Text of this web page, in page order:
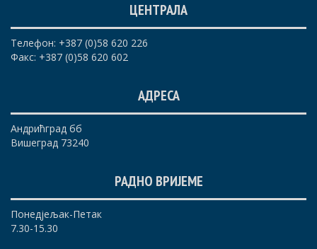
ЦЕНТРАЛА
Телефон: +387 (0)58 620 226
Факс: +387 (0)58 620 602
АДРЕСА
Андрићград бб
Вишеград 73240
РАДНО ВРИЈЕМЕ
Понедјељак-Петак
7.30-15.30